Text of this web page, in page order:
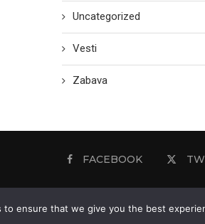
Uncategorized
Vesti
Zabava
FACEBOOK
to ensure that we give you the best